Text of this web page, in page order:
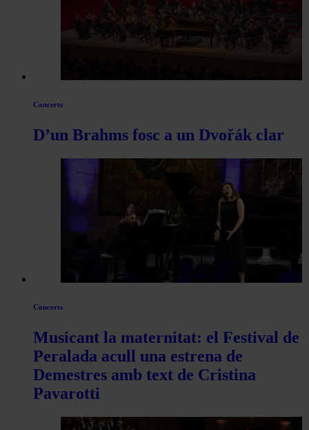
Actualitat
Concerts
D’un Brahms fosc a un Dvořák clar
Concerts
Musicant la maternitat: el Festival de
Peralada acull una estrena de
Demestres amb text de Cristina
Pavarotti